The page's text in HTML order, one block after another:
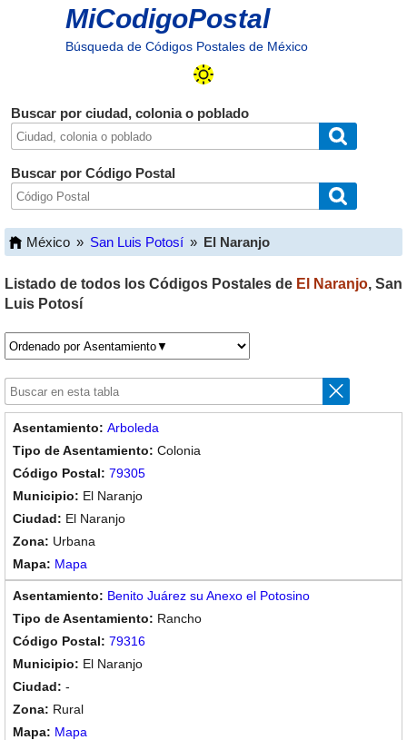
MiCodigoPostal
Búsqueda de Códigos Postales de México
Buscar por ciudad, colonia o poblado
Buscar por Código Postal
México » San Luis Potosí » El Naranjo
Listado de todos los Códigos Postales de El Naranjo, San
Luis Potosí
Arboleda
Colonia
79305
El Naranjo
El Naranjo
Urbana
Mapa
Benito Juárez su Anexo el Potosino
Rancho
79316
El Naranjo
-
Rural
Mapa